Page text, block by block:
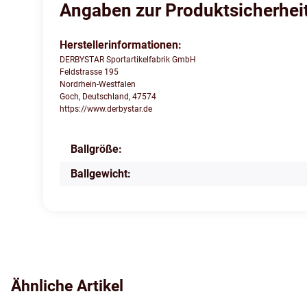
Angaben zur
Herstellerinformationen:
DERBYSTAR Sportartikelfabrik GmbH
Feldstrasse 195
Nordrhein-Westfalen
Goch, Deutschland, 47574
https://www.derbystar.de
Produkteigenschaft
Wert
Ballgröße:
Ballgewicht:
Ähnliche Artikel